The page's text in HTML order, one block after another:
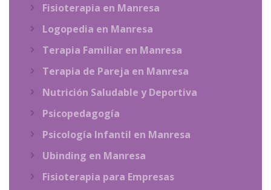
Fisioterapia en Manresa
Logopedia en Manresa
Terapia Familiar en Manresa
Terapia de Pareja en Manresa
Nutrición Saludable y Deportiva
Psicopedagogía
Psicología Infantil en Manresa
Ubinding en Manresa
Fisioterapia para Empresas